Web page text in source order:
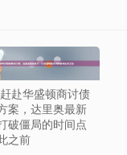
赴华盛顿商讨债
案，达里奥最新
破僵局的时间点
之前